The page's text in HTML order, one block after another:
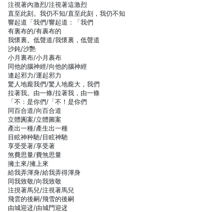
注視著內激烈/注視著這激烈
直至此刻。我仍不知/直至此刻，我仍不知
響起道「我們/響起道：「我們
有裏布的/有裹布的
我懷裏。低聲道/我懷裏，低聲道
沙鈍/沙艷
小月裏布/小月裹布
同他的腦神經/向他的腦神經
連起邪力/運起邪力
驚人地龐我們/驚人地龐大，我們
拉著我。由一條/拉著我，由一條
「不：是你們/「不！是你們
同百合道/向百合道
立體圚案/立體圖案
產出一種/產生出一種
目眩神种馳/目眩神馳
享受受著/享受著
煞費思量/費煞思量
擁土來/擁上來
給我弄渾身/給我弄得渾身
同我致敬/向我致敬
注挸著馬兒/注視著馬兒
飛雲的後嗣/飛雪的後嗣
由城迎迓/由城門迎迓